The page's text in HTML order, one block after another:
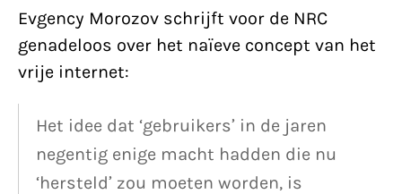
Evgency Morozov schrijft voor de NRC
genadeloos over het naïeve concept van het
vrije internet:
Het idee dat ‘gebruikers’ in de jaren
negentig enige macht hadden die nu
‘hersteld’ zou moeten worden, is